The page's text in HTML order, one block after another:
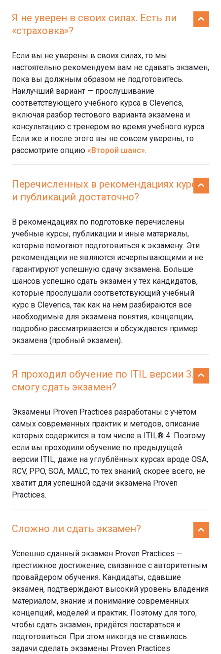
Я не уверен в своих силах. Есть ли
«страховка»?
Если вы не уверены в своих силах, то мы
настоятельно рекомендуем вам не сдавать экзамен,
пока вы должным образом не подготовитесь.
Наилучший вариант — прослушивание
соответствующего учебного курса в Cleverics,
включая разбор тестового варианта экзамена и
консультацию с тренером во время учебного курса.
Если же и после этого вы не совсем уверены, то
рассмотрите опцию «Второй шанс».
Перечисленных в рекомендациях курсов
и публикаций достаточно?
В рекомендациях по подготовке перечислены
учебные курсы, публикации и иные материалы,
которые помогают подготовиться к экзамену. Эти
рекомендации не являются исчерпывающими и не
гарантируют успешную сдачу экзамена. Больше
шансов успешно сдать экзамен у тех кандидатов,
которые прослушали соответствующий учебный
курс в Cleverics, так как на нём разбираются все
необходимые для экзамена понятия, концепции,
подробно рассматривается и обсуждается пример
экзамена (пробный экзамен).
Я проходил обучение по ITIL версии 3. Я
смогу сдать экзамен?
Экзамены Proven Practices разработаны с учётом
самых современных практик и методов, описание
которых содержится в том числе в ITIL® 4. Поэтому
если вы проходили обучение по предыдущей
версии ITIL, даже на углублённых курсах вроде OSA,
RCV, PPO, SOA, MALC, то тех знаний, скорее всего, не
хватит для успешной сдачи экзамена Proven
Practices.
Сложно ли сдать экзамен?
Успешно сданный экзамен Proven Practices —
престижное достижение, связанное с авторитетным
провайдером обучения. Кандидаты, сдавшие
экзамен, подтверждают высокий уровень владения
материалом, знание и понимание современных
концепций, моделей и практик. Поэтому для того,
чтобы сдать экзамен, придётся постараться и
подготовиться. При этом никогда не ставилось
задачи сделать экзамены Proven Practices